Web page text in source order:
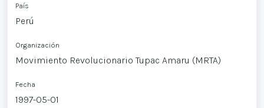
País
Perú
Organización
Movimiento Revolucionario Tupac Amaru (MRTA)
Fecha
1997-05-01